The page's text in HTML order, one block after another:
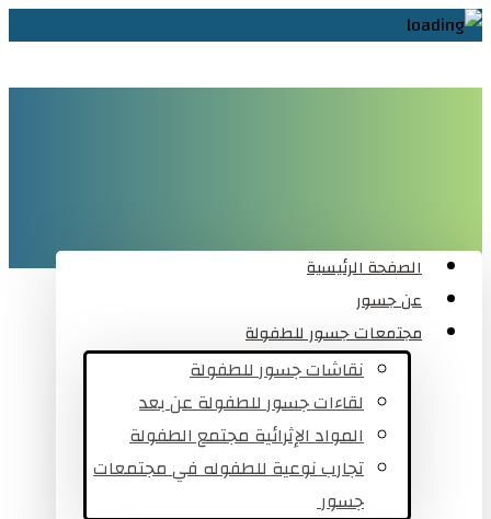
الصفحة الرئيسية
عن جسور
مجتمعات جسور للطفولة
نقاشات جسور للطفولة
لقاءات جسور للطفولة عن بعد
المواد الإثرائية مجتمع الطفولة
تجارب نوعية للطفوله في مجتمعات
جسور ​